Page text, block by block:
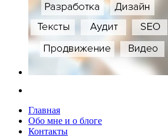
Главная
Обо мне и о блоге
Контакты